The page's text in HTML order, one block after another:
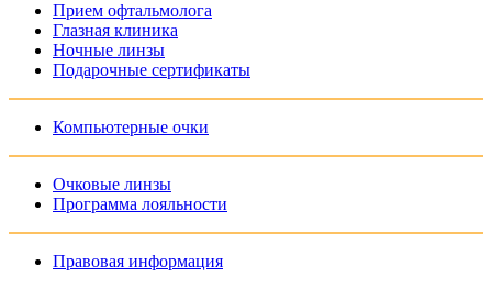
Прием офтальмолога
Глазная клиника
Ночные линзы
Подарочные сертификаты
Компьютерные очки
Очковые линзы
Программа лояльности
Правовая информация